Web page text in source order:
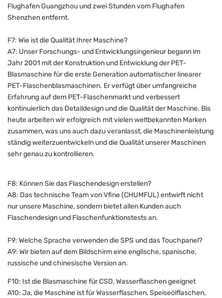
Flughafen Guangzhou und zwei Stunden vom Flughafen
Shenzhen entfernt.
F7: Wie ist die Qualität Ihrer Maschine?
A7: Unser Forschungs- und Entwicklungsingenieur begann im
Jahr 2001 mit der Konstruktion und Entwicklung der PET-
Blasmaschine für die erste Generation automatischer linearer
PET-Flaschenblasmaschinen. Er verfügt über umfangreiche
Erfahrung auf dem PET-Flaschenmarkt und verbessert
kontinuierlich das Detaildesign und die Qualität der Maschine. Bis
heute arbeiten wir erfolgreich mit vielen weltbekannten Marken
zusammen, was uns auch dazu veranlasst, die Maschinenleistung
ständig weiterzuentwickeln und die Qualität unserer Maschinen
sehr genau zu kontrollieren.
F8: Können Sie das Flaschendesign erstellen?
A8: Das technische Team von Vfine (CHUMFUL) entwirft nicht
nur unsere Maschine, sondern bietet allen Kunden auch
Flaschendesign und Flaschenfunktionstests an.
F9: Welche Sprache verwenden die SPS und das Touchpanel?
A9: Wir bieten auf dem Bildschirm eine englische, spanische,
russische und chinesische Version an.
F10: Ist die Blasmaschine für CSD, Wasserflaschen geeignet
A10: Ja, die Maschine ist für Wasserflaschen, Speiseölflaschen,